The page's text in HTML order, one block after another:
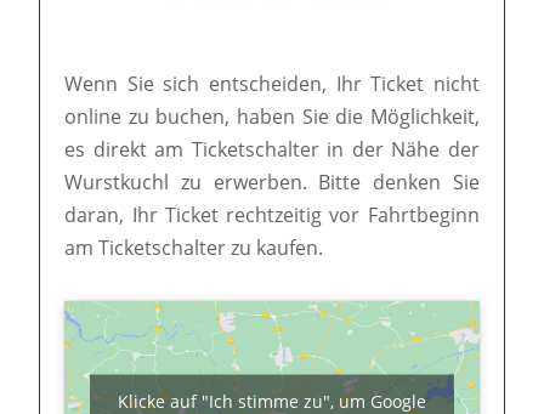
Wenn Sie sich entscheiden, Ihr Ticket nicht
online zu buchen, haben Sie die Möglichkeit,
es direkt am Ticketschalter in der Nähe der
Wurstkuchl zu erwerben. Bitte denken Sie
daran, Ihr Ticket rechtzeitig vor Fahrtbeginn
am Ticketschalter zu kaufen.
Klicke auf "Ich stimme zu", um Google